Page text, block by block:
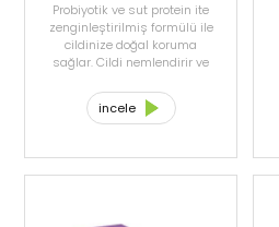
Probiyotik ve sut protein ite
zenginleştirilmiş formülü ile
cildinize doğal koruma
sağlar. Cildi nemlendirir ve
olur. Doğal yağ bileşenleri ve
bitki özleriyle cildi besler,
incele